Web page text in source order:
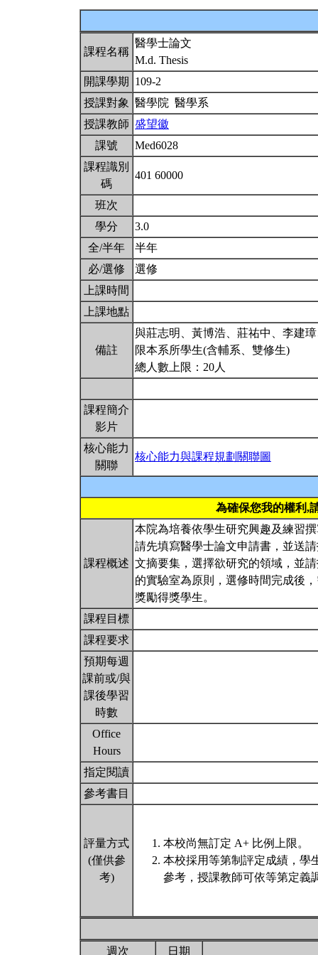
課程名稱
醫學士論文
M.d. Thesis
開課學期
109-2
授課對象 醫學院 醫學系
授課教師 盛望徽
課號
Med6028
課程識別
碼
401 60000
班次
學分
3.0
全/半年
半年
必/選修
選修
上課時間
上課地點
備註
與莊志明、黃博浩、莊祐中、李建
限本系所學生(含輔系、雙修生)
總人數上限：20人
課程簡介
影片
核心能力
關聯
核心能力與課程規劃關聯圖
為確保您我的權利,
課程概述
本院為培養依學生研究興趣及練習
請先填寫醫學士論文申請書，並送
文摘要集，選擇欲研究的領域，並
的實驗室為原則，選修時間完成後
獎勵得獎學生。
課程目標
課程要求
預期每週
課前或/與
課後學習
時數
Office
Hours
指定閱讀
參考書目
評量方式
(僅供參
考)
本校尚無訂定 A+ 比例上限。
本校採用等第制評定成績，學
參考，授課教師可依等第定義
週次 日期